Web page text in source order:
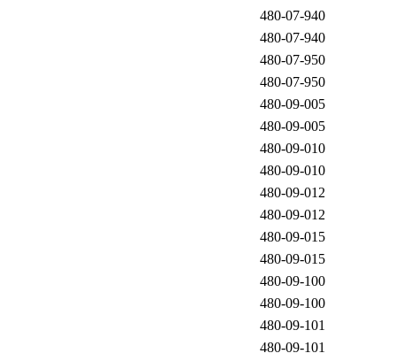
480-07-940
480-07-940
480-07-950
480-07-950
480-09-005
480-09-005
480-09-010
480-09-010
480-09-012
480-09-012
480-09-015
480-09-015
480-09-100
480-09-100
480-09-101
480-09-101